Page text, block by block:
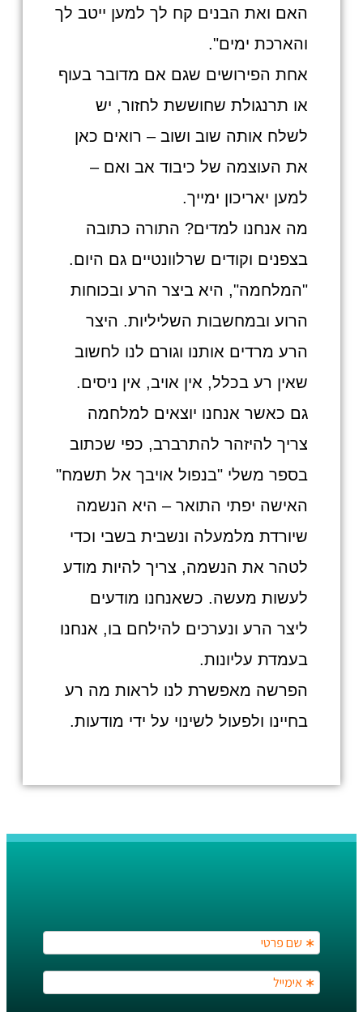
האם ואת הבנים קח לך למען ייטב לך
והארכת ימים".
אחת הפירושים שגם אם מדובר בעוף
או תרנגולת שחוששת לחזור, יש
לשלח אותה שוב ושוב – רואים כאן
את העוצמה של כיבוד אב ואם –
למען יאריכון ימייך.
מה אנחנו למדים? התורה כתובה
בצפנים וקודים שרלוונטיים גם היום.
"המלחמה", היא ביצר הרע ובכוחות
הרוע ובמחשבות השליליות. היצר
הרע מרדים אותנו וגורם לנו לחשוב
שאין רע בכלל, אין אויב, אין ניסים.
גם כאשר אנחנו יוצאים למלחמה
צריך להיזהר להתרברב, כפי שכתוב
בספר משלי "בנפול אויבך אל תשמח"
האישה יפתי התואר – היא הנשמה
שיורדת מלמעלה ונשבית בשבי וכדי
לטהר את הנשמה, צריך להיות מודע
לעשות מעשה. כשאנחנו מודעים
ליצר הרע ונערכים להילחם בו, אנחנו
בעמדת עליונות.
הפרשה מאפשרת לנו לראות מה רע
בחיינו ולפעול לשינוי על ידי מודעות.